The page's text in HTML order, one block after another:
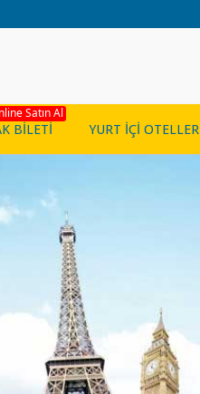
BİLETİ
Satın Al
YURT İÇİ OTELLER